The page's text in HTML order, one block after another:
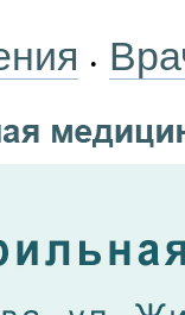
•